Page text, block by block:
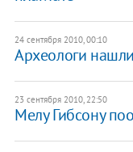
24 сентября 2010, 00:10
Археологи
23 сентября 2010, 22:50
Мелу Гибсону